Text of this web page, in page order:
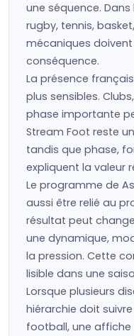
une séquence.
rugby, tennis,
mécaniques
conséquence.
La présence
plus sensibles.
phase importante
Stream Foot reste
tandis que phase,
expliquent la valeur
Le programme de
aussi être relié au
résultat peut
une dynamique,
la pression. Cette
lisible dans une
Lorsque plusieurs
hiérarchie doit suivre
football, une affiche